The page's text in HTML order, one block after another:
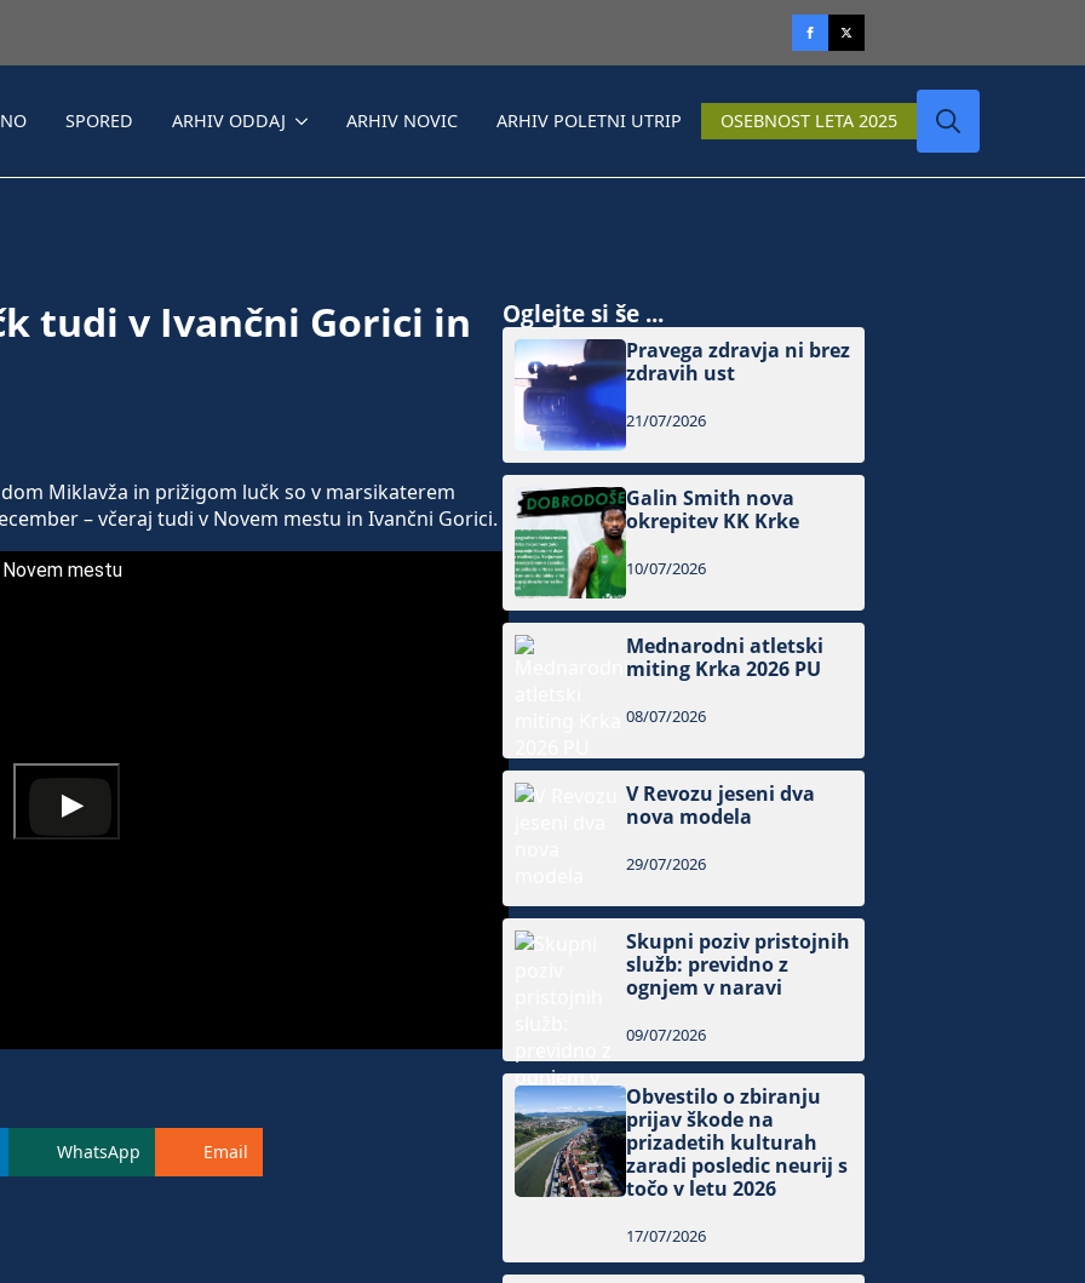
SPORED ARHIV ODDAJ ARHIV NOVIC ARHIV POLETNI UTRIP OSEBNOST LETA 2025
tudi v Ivančni Gorici in
Miklavža in prižigom lučk so v marsikaterem
– včeraj tudi v Novem mestu in Ivančni Gorici.
Novem mestu
WhatsApp Email
Oglejte si še ...
Pravega zdravja ni brez
zdravih ust
21/07/2026
Galin Smith nova
okrepitev KK Krke
10/07/2026
Mednarodni atletski
miting Krka 2026 PU
08/07/2026
V Revozu jeseni dva
nova modela
29/07/2026
Skupni poziv pristojnih
služb: previdno z
ognjem v naravi
09/07/2026
Obvestilo o zbiranju
prijav škode na
prizadetih kulturah
zaradi posledic neurij s
točo v letu 2026
17/07/2026